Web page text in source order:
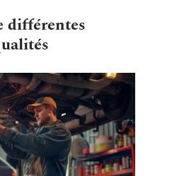
différentes